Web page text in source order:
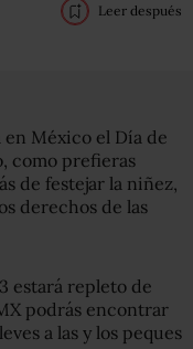
Leer después
México el Día de
como prefieras
de festejar la niñez,
derechos de las
estará repleto de
podrás encontrar
a las y los peques